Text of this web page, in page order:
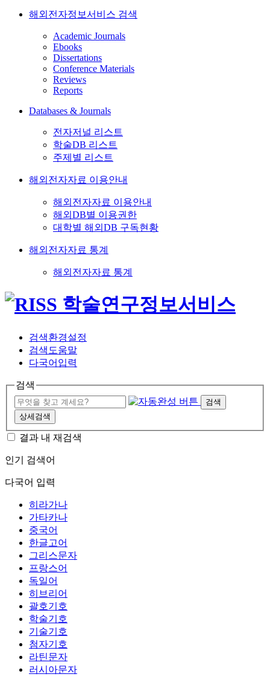
해외전자정보서비스 검색
Academic Journals
Ebooks
Dissertations
Conference Materials
Reviews
Reports
Databases & Journals
전자저널 리스트
학술DB 리스트
주제별 리스트
해외전자자료 이용안내
해외전자자료 이용안내
해외DB별 이용권한
대학별 해외DB 구독현황
해외전자자료 통계
해외전자자료 통계
검색환경설정
검색도움말
다국어입력
검색
검색
상세검색
결과 내 재검색
인기 검색어
다국어 입력
히라가나
가타카나
중국어
한글고어
그리스문자
프랑스어
독일어
히브리어
괄호기호
학술기호
기술기호
첨자기호
라틴문자
러시아문자